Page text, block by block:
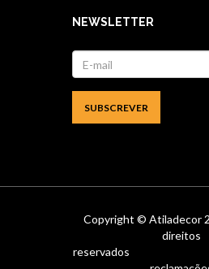
NEWSLETTER
Copyright © Atiladecor
direitos
reservados